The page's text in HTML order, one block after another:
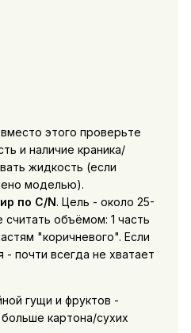
этого проверьте
и наличие краника/
жидкость (если
моделью).
по C/N. Цель - около 25-
объёмом: 1 часть
"коричневого". Если
- почти всегда не хватает
гущи и фруктов -
картона/сухих